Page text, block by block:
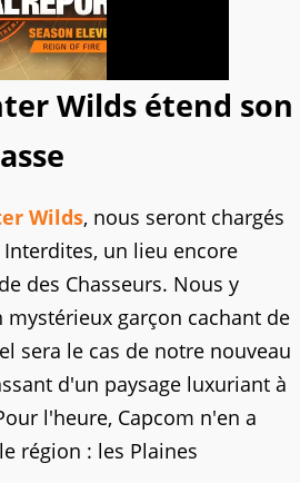
Wilds étend son
Wilds, nous seront chargés
un lieu encore
des Chasseurs. Nous y
mystérieux garçon cachant de
sera le cas de notre nouveau
d'un paysage luxuriant à
l'heure, Capcom n'en a
région : les Plaines